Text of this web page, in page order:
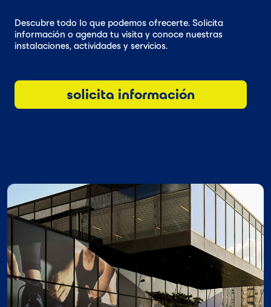
Descubre todo lo que podemos ofrecerte. Solicita
información o agenda tu visita y conoce nuestras
instalaciones, actividades y servicios.
solicita información